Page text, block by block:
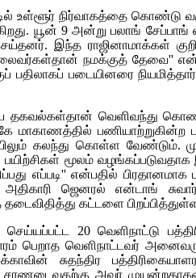
உள்ளூர் நிர்வாகத்தை கொண்டு
யூன் 9 அன்று பலாங்
இந்த ராஜினாமாக்கள்
நமக்குத் தேவை''
பதிலாகப் படையினரை
தகவல்கள்தான் வெளிவந்து
மாகாணத்தில் பணியாற்றுகின்ற
கலந்து கொள்ள வேண்டும்.
மூலம்
எப்படி'' என்பதில்
அதிகாரி ஜெனரல் என்டாங்
கட்டளை
20 வெளிநாட்டு
பெறாத வெளிநாட்டவர்
சுதந்திர
சரணடைவதற்கு அவர்